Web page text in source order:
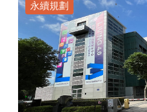
永續規劃